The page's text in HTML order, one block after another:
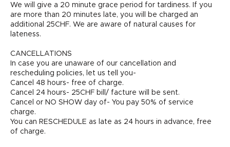
We will give a 20 minute grace period for tardiness. If you
are more than 20 minutes late, you will be charged an
additional 25CHF. We are aware of natural causes for
lateness.
CANCELLATIONS
In case you are unaware of our cancellation and
rescheduling policies, let us tell you-
Cancel 48 hours- free of charge.
Cancel 24 hours- 25CHF bill/ facture will be sent.
Cancel or NO SHOW day of- You pay 50% of service
charge.
You can RESCHEDULE as late as 24 hours in advance, free
of charge.